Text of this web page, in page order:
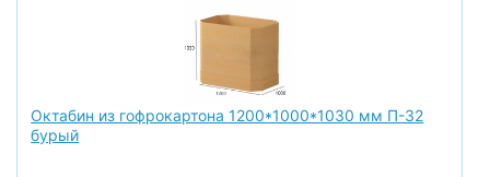
Октабин из гофрокартона 1200*1000*1030 мм П-32
бурый